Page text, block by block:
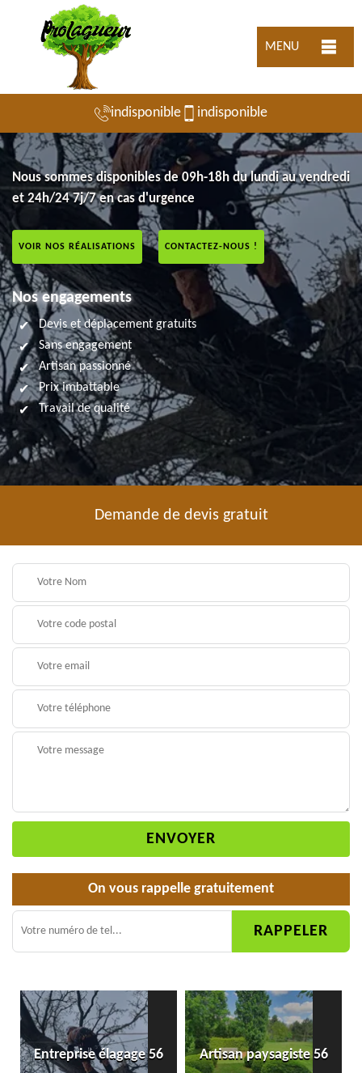
MENU
indisponible indisponible
Nous sommes disponibles de 09h-18h du lundi au vendredi
et 24h/24 7j/7 en cas d'urgence
VOIR NOS RÉALISATIONS CONTACTEZ-NOUS !
Nos engagements
Devis et déplacement gratuits
Sans engagement
Artisan passionné
Prix imbattable
Travail de qualité
Demande de devis gratuit
On vous rappelle gratuitement
Entreprise élagage 56 Artisan paysagiste 56